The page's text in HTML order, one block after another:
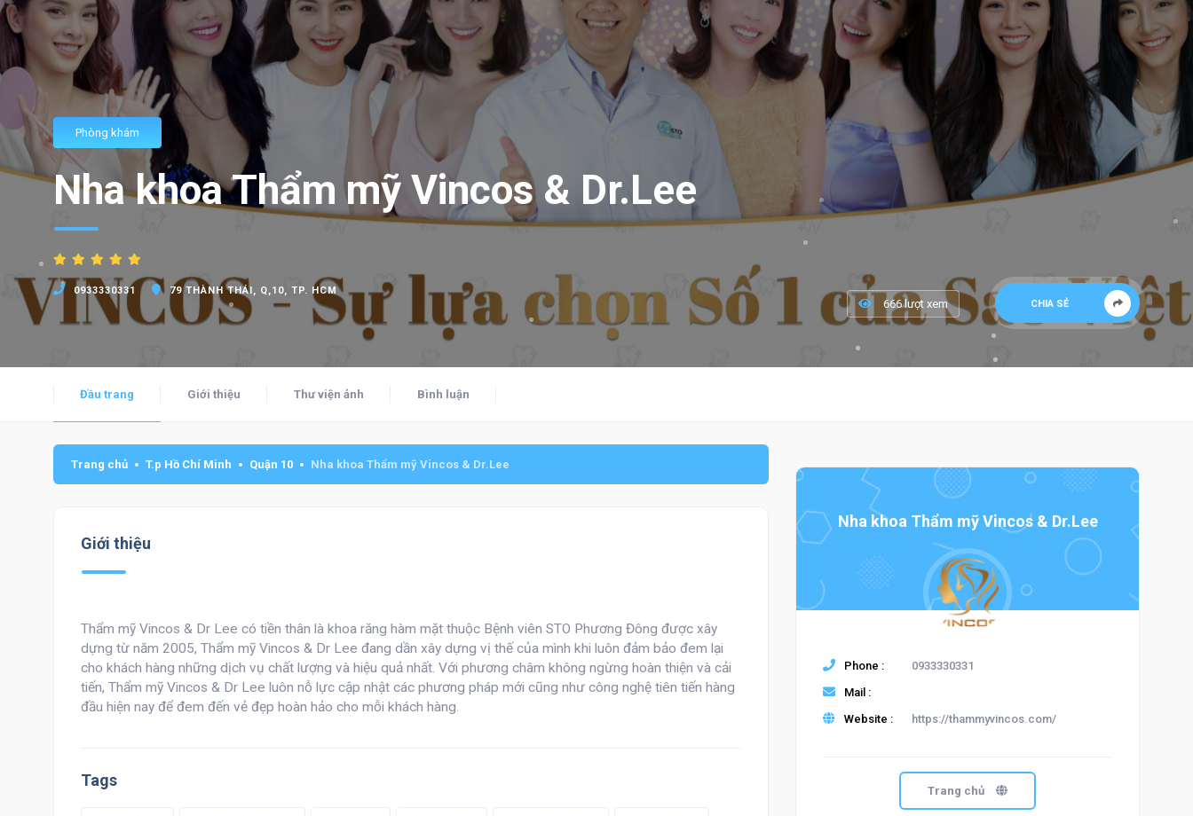
Phòng khám
Nha khoa Thẩm mỹ Vincos & Dr.Lee
0933330331
79 THÀNH THÁI, Q,10, TP. HCM
CHIA SẺ
666 lượt xem
Đầu trang Giới thiệu Thư viện ảnh Bình luận
Trang chủ T.p Hồ Chí Minh Quận 10 Nha khoa Thẩm mỹ Vincos & Dr.Lee
Giới thiệu
Thẩm mỹ Vincos & Dr Lee có tiền thân là khoa răng hàm mặt thuộc Bệnh viên STO Phương Đông được xây
dựng từ năm 2005, Thẩm mỹ Vincos & Dr Lee đang dần xây dựng vị thế của mình khi luôn đảm bảo đem lại
cho khách hàng những dịch vụ chất lượng và hiệu quả nhất. Với phương châm không ngừng hoàn thiện và cải
tiến, Thẩm mỹ Vincos & Dr Lee luôn nỗ lực cập nhật các phương pháp mới cũng như công nghệ tiên tiến hàng
đầu hiện nay để đem đến vẻ đẹp hoàn hảo cho mỗi khách hàng.
Tags
Nha khoa Thẩm mỹ Vincos & Dr.Lee
Phone :
0933330331
Mail :
Website :
https://thammyvincos.com/
Trang chủ